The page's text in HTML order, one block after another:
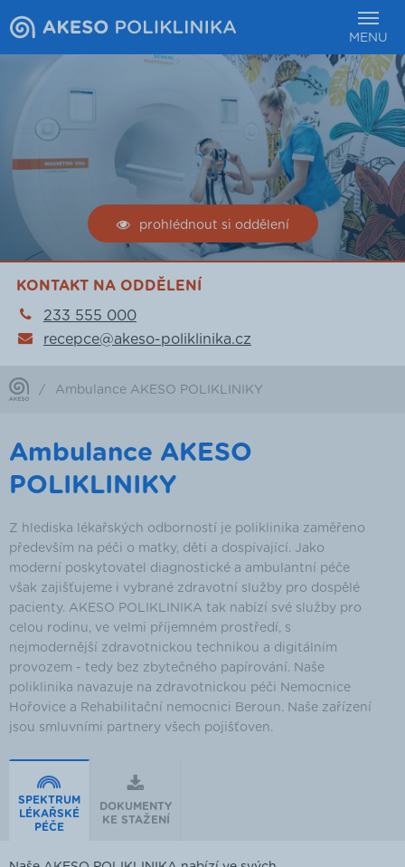
MENU
prohlédnout si oddělení
KONTAKT NA ODDĚLENÍ
233 555 000
recepce@akeso-poliklinika.cz
/ Ambulance AKESO POLIKLINIKY
Ambulance AKESO
POLIKLINIKY
Z hlediska lékařských odborností je poliklinika zaměřeno
především na péči o matky, děti a dospívající. Jako
moderní poskytovatel diagnostické a ambulantní péče
však zajišťujeme i vybrané zdravotní služby pro dospělé
pacienty. AKESO POLIKLINIKA tak nabízí své služby pro
celou rodinu, ve velmi příjemném prostředí, s
nejmodernější zdravotnickou technikou a digitálním
provozem - tedy bez zbytečného papírování. Naše
poliklinika navazuje na zdravotnickou péči Nemocnice
Hořovice a Rehabilitační nemocnici Beroun. Naše zařízení
jsou smluvními partnery všech pojišťoven.
SPEKTRUM
LÉKAŘSKÉ
PÉČE
DOKUMENTY
KE STAŽENÍ